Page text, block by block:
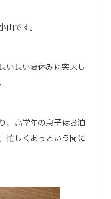
です。
い長い夏休みに突入し
、高学年の息子はお泊
忙しくあっという間に